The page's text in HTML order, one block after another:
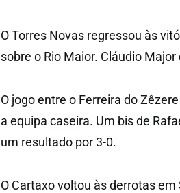
O Torres Novas regressou às
sobre o Rio Maior. Cláudio
O jogo entre o Ferreira do
a equipa caseira. Um bis de
um resultado por 3-0.
O Cartaxo voltou às derrotas